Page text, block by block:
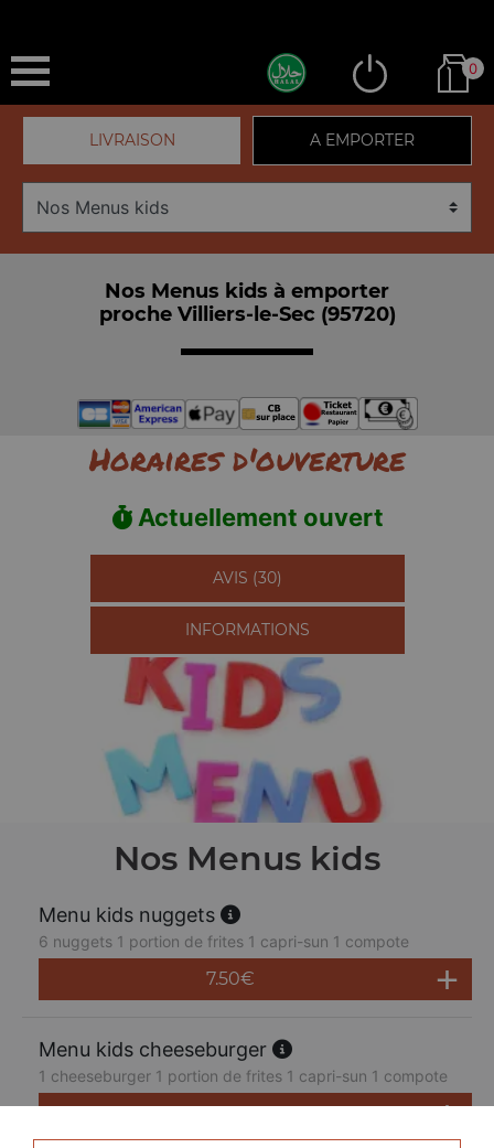
0
LIVRAISON A EMPORTER
Nos Menus kids à emporter
proche Villiers-le-Sec (95720)
Horaires d'ouverture
Actuellement ouvert
AVIS (30)
INFORMATIONS
Nos Menus kids
Menu kids nuggets
6 nuggets 1 portion de frites 1 capri-sun 1 compote
7.50€
Menu kids cheeseburger
1 cheeseburger 1 portion de frites 1 capri-sun 1 compote
7.50€